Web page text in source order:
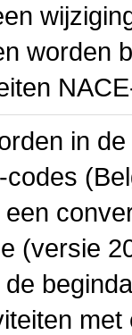
worden
in
(versie